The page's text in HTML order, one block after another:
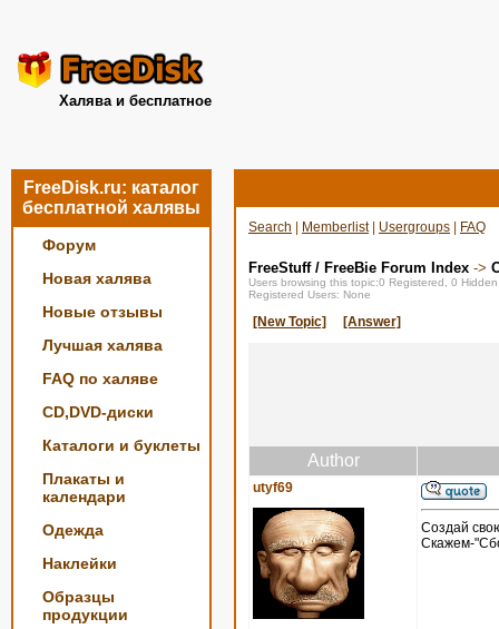
Халява и бесплатное
FreeDisk.ru: каталог
бесплатной халявы
Форум
Новая халява
Новые отзывы
Лучшая халява
FAQ по халяве
CD,DVD-диски
Каталоги и буклеты
Плакаты и
календари
Одежда
Наклейки
Образцы
продукции
Search Memberlist| Usergroups FAQ
FreeStuff / FreeBie Forum Index ->
Users browsing this topic:0 Registered, 0
Registered Users: None
[New Topic] [Answer]
Author
utyf69
Создай
Скажем-